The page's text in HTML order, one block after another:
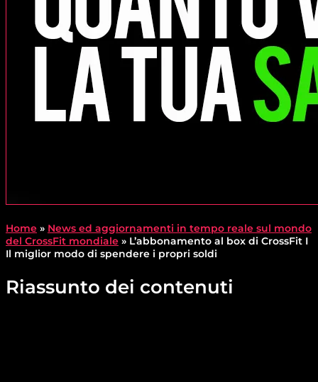
Home » News ed aggiornamenti in tempo reale sul mondo
del CrossFit mondiale » L’abbonamento al box di CrossFit I
Il miglior modo di spendere i propri soldi
Riassunto dei contenuti